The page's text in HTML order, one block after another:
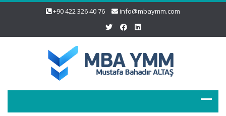
+90 422 326 40 76 info@mbaymm.com